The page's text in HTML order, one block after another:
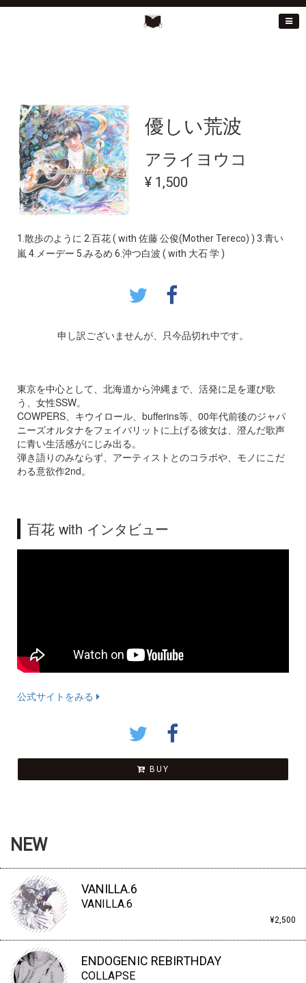
優しい荒波
アライヨウコ
¥ 1,500
1.散歩のように 2.百花 ( with 佐藤 公俊(Mother Tereco) ) 3.青い
嵐 4.メーデー 5.みるめ 6.沖つ白波 ( with 大石 学 )
申し訳ございませんが、只今品切れ中です。
東京を中心として、北海道から沖縄まで、活発に足を運び歌
う、女性SSW。
COWPERS、キウイロール、bufferins等、00年代前後のジャパ
ニーズオルタナをフェイバリットに上げる彼女は、澄んだ歌声
に青い生活感がにじみ出る。
弾き語りのみならず、アーティストとのコラボや、モノにこだ
わる意欲作2nd。
百花 with インタビュー
公式サイトをみる
BUY
NEW
VANILLA.6
VANILLA.6
¥2,500
ENDOGENIC REBIRTHDAY
COLLAPSE